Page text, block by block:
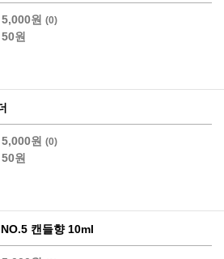
5,000원 (0)
50원
5,000원 (0)
50원
캔들향 10ml